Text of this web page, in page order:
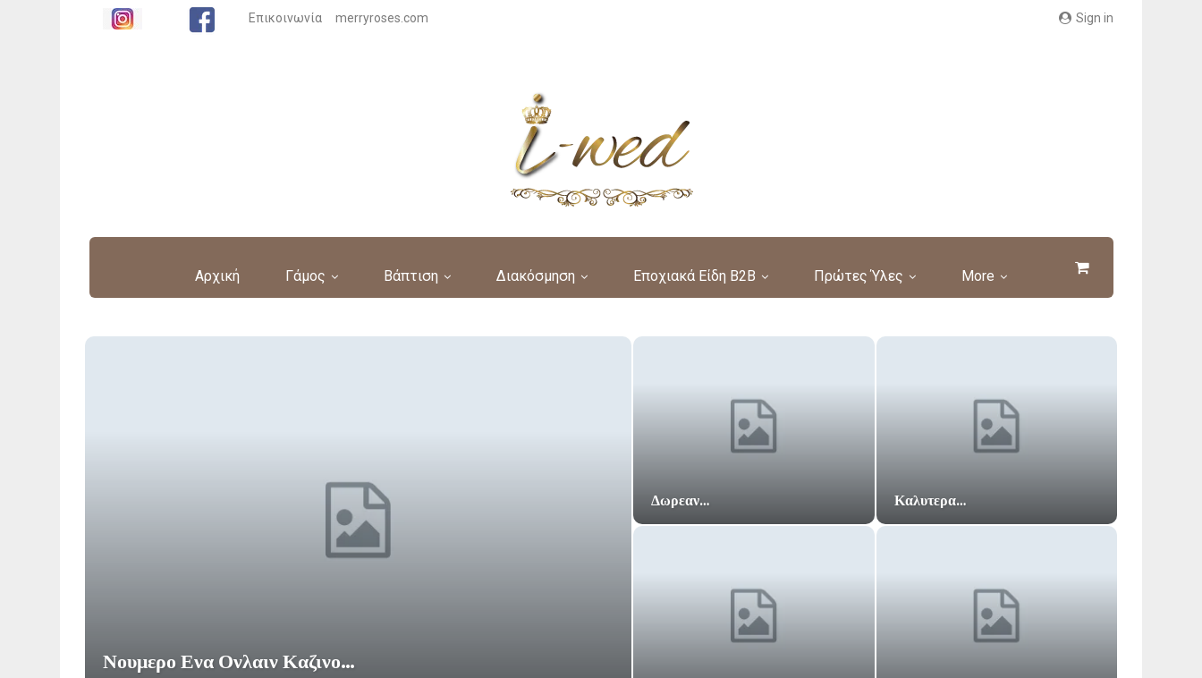
Sign in
Επικοινωνία merryroses.com
Αρχική Γάμος Βάπτιση Διακόσμηση Εποχιακά Είδη B2B Πρώτες Ύλες More
Νουμερο Ενα Ονλαιν Καζινο…
Δωρεαν… Καλυτερα…